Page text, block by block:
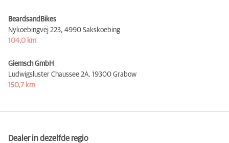
BeardsandBikes
Nykoebingvej 223, 4990 Sakskoebing
104,0 km
Giemsch GmbH
Ludwigsluster Chaussee 2A, 19300 Grabow
150,7 km
Dealer in dezelfde regio